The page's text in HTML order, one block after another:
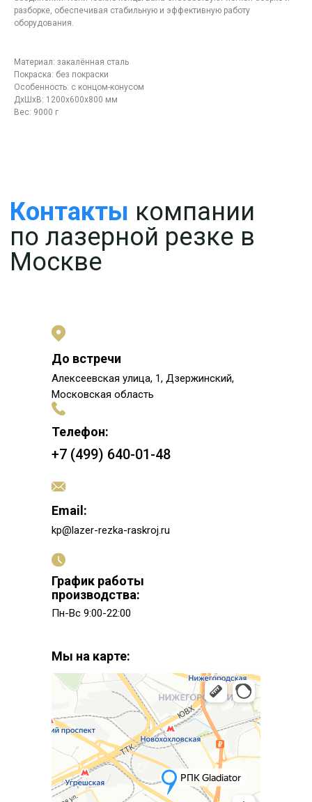
разборке, обеспечивая стабильную и эффективную работу
оборудования.
Материал: закалённая сталь
Покраска: без покраски
Особенность: с концом-конусом
ДxШxВ: 1200x600x800 мм
Вес: 9000 г
Мы на карте:
До встречи
Алексеевская улица, 1, Дзержинский,
Московская область
Телефон:
+7 (499) 640-01-48
kp@lazer-rezka-raskroj.ru
Email:
Пн-Вс 9:00-22:00
График работы
производства: